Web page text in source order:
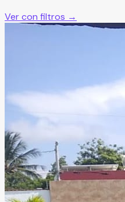
Ver con filtros →